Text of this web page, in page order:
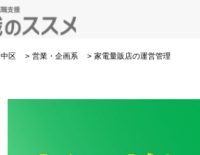
中区 営業・企画系 家電量販店の運営管理